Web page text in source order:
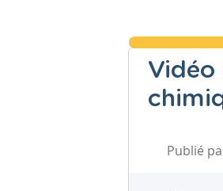
Vidéo
Publié